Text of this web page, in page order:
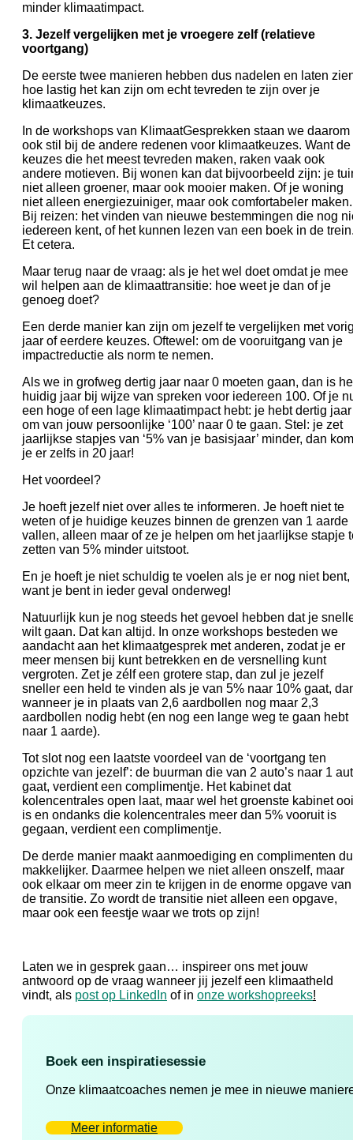
minder klimaatimpact.
3. Jezelf vergelijken met je vroegere zelf (relatieve
voortgang)
De eerste twee manieren hebben dus nadelen en laten
hoe lastig het kan zijn om echt tevreden te zijn over je
klimaatkeuzes.
In de workshops van KlimaatGesprekken staan we daarom
ook stil bij de andere redenen voor klimaatkeuzes. Want de
keuzes die het meest tevreden maken, raken vaak ook
andere motieven. Bij wonen kan dat bijvoorbeeld zijn: je
niet alleen groener, maar ook mooier maken. Of je woning
niet alleen energiezuiniger, maar ook comfortabeler maken.
Bij reizen: het vinden van nieuwe bestemmingen die nog
iedereen kent, of het kunnen lezen van een boek in de
Et cetera.
Maar terug naar de vraag: als je het wel doet omdat je mee
wil helpen aan de klimaattransitie: hoe weet je dan of je
genoeg doet?
Een derde manier kan zijn om jezelf te vergelijken met
jaar of eerdere keuzes. Oftewel: om de vooruitgang van je
impactreductie als norm te nemen.
Als we in grofweg dertig jaar naar 0 moeten gaan, dan is
huidig jaar bij wijze van spreken voor iedereen 100. Of je
een hoge of een lage klimaatimpact hebt: je hebt dertig jaar
om van jouw persoonlijke ‘100’ naar 0 te gaan. Stel: je zet
jaarlijkse stapjes van ‘5% van je basisjaar’ minder, dan kom
je er zelfs in 20 jaar!
Het voordeel?
Je hoeft jezelf niet over alles te informeren. Je hoeft niet te
weten of je huidige keuzes binnen de grenzen van 1 aarde
vallen, alleen maar of ze je helpen om het jaarlijkse stapje
zetten van 5% minder uitstoot.
En je hoeft je niet schuldig te voelen als je er nog niet bent,
want je bent in ieder geval onderweg!
Natuurlijk kun je nog steeds het gevoel hebben dat je
wilt gaan. Dat kan altijd. In onze workshops besteden we
aandacht aan het klimaatgesprek met anderen, zodat je er
meer mensen bij kunt betrekken en de versnelling kunt
vergroten. Zet je zélf een grotere stap, dan zul je jezelf
sneller een held te vinden als je van 5% naar 10% gaat,
wanneer je in plaats van 2,6 aardbollen nog maar 2,3
aardbollen nodig hebt (en nog een lange weg te gaan hebt
naar 1 aarde).
Tot slot nog een laatste voordeel van de ‘voortgang ten
opzichte van jezelf’: de buurman die van 2 auto’s naar 1
gaat, verdient een complimentje. Het kabinet dat
kolencentrales open laat, maar wel het groenste kabinet
is en ondanks die kolencentrales meer dan 5% vooruit is
gegaan, verdient een complimentje.
De derde manier maakt aanmoediging en complimenten
makkelijker. Daarmee helpen we niet alleen onszelf, maar
ook elkaar om meer zin te krijgen in de enorme opgave van
de transitie. Zo wordt de transitie niet alleen een opgave,
maar ook een feestje waar we trots op zijn!
Laten we in gesprek gaan… inspireer ons met jouw
antwoord op de vraag wanneer jij jezelf een klimaatheld
vindt, als post op LinkedIn of in onze workshopreeks!
Boek een inspiratiesessie
Onze klimaatcoaches nemen je mee in nieuwe
Meer informatie